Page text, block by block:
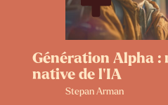
Génération Alpha :
native de l’IA
Stepan Arman